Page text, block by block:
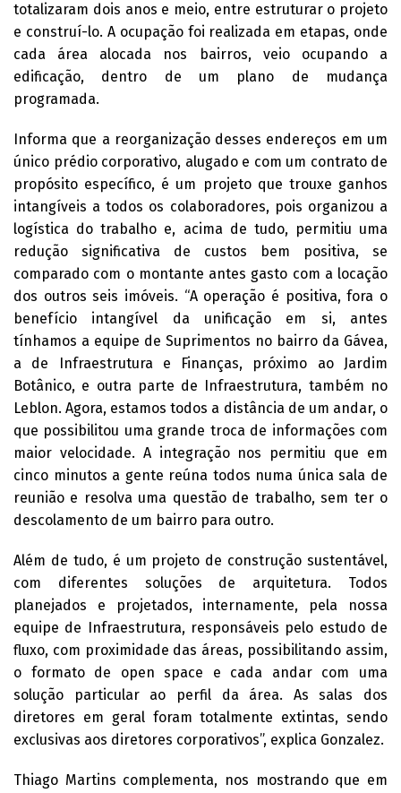
totalizaram dois anos e meio, entre estruturar o projeto
e construí-lo. A ocupação foi realizada em etapas, onde
cada área alocada nos bairros, veio ocupando a
edificação, dentro de um plano de mudança
programada.
Informa que a reorganização desses endereços em um
único prédio corporativo, alugado e com um contrato de
propósito específico, é um projeto que trouxe ganhos
intangíveis a todos os colaboradores, pois organizou a
logística do trabalho e, acima de tudo, permitiu uma
redução significativa de custos bem positiva, se
comparado com o montante antes gasto com a locação
dos outros seis imóveis. “A operação é positiva, fora o
benefício intangível da unificação em si, antes
tínhamos a equipe de Suprimentos no bairro da Gávea,
a de Infraestrutura e Finanças, próximo ao Jardim
Botânico, e outra parte de Infraestrutura, também no
Leblon. Agora, estamos todos a distância de um andar, o
que possibilitou uma grande troca de informações com
maior velocidade. A integração nos permitiu que em
cinco minutos a gente reúna todos numa única sala de
reunião e resolva uma questão de trabalho, sem ter o
descolamento de um bairro para outro.
Além de tudo, é um projeto de construção sustentável,
com diferentes soluções de arquitetura. Todos
planejados e projetados, internamente, pela nossa
equipe de Infraestrutura, responsáveis pelo estudo de
fluxo, com proximidade das áreas, possibilitando assim,
o formato de open space e cada andar com uma
solução particular ao perfil da área. As salas dos
diretores em geral foram totalmente extintas, sendo
exclusivas aos diretores corporativos”, explica Gonzalez.
Thiago Martins complementa, nos mostrando que em